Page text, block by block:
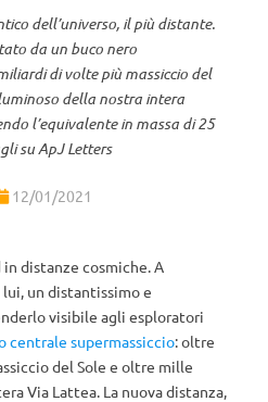
dell’universo, il più distante.
da un buco nero
di volte più massiccio del
della nostra intera
l’equivalente in massa di 25
su ApJ Letters
12/01/2021
distanze cosmiche. A
lui, un distantissimo e
visibile agli esploratori
centrale supermassiccio: oltre
del Sole e oltre mille
Via Lattea. La nuova distanza,